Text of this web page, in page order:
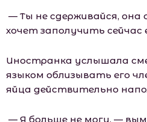
— Ты не сдерживайся, она
хочет заполучить сейчас
Иностранка услышала
языком облизывать его
яйца действительно
— Я больше не могу, —